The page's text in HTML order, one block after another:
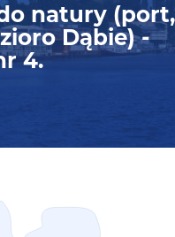
natury (port,
Dąbie) -
4.